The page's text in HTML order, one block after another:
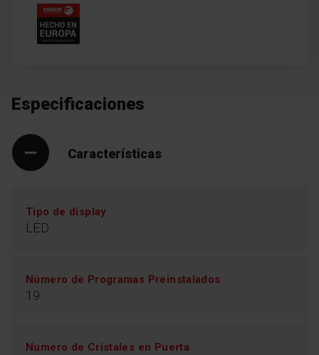
Especificaciones
Características
Tipo de display
LED
Número de Programas Preinstalados
19
Numero de Cristales en Puerta